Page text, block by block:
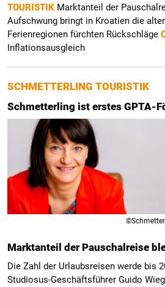
TOURISTIK Marktanteil der
Aufschwung bringt in Kroatien die
Ferienregionen fürchten Rückschläge
Inflationsausgleich
SCHMETTERLING TOURISTIK
Schmetterling ist erstes GPTA-
Marktanteil der Pauschalreise
Die Zahl der Urlaubsreisen werde bis
Studiosus-Geschäftsführer Guido